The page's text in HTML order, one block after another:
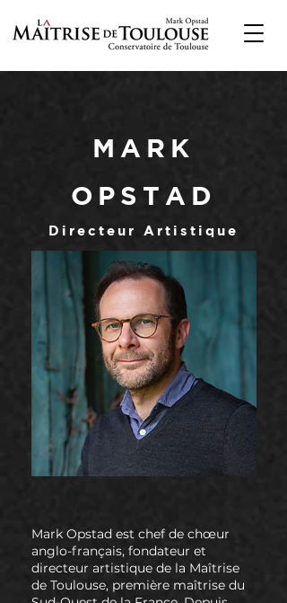
MARK
OPSTAD
Directeur Artistique
Mark Opstad est chef de chœur
anglo-français, fondateur et
directeur artistique de la Maîtrise
de Toulouse, première maîtrise du